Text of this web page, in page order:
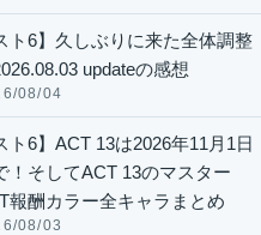
ト6】久しぶりに来た全体調整
updateの感想
08/04
ト6】ACT 13は2026年11月1日
！そしてACT 13のマスター
報酬カラー全キャラまとめ
08/03